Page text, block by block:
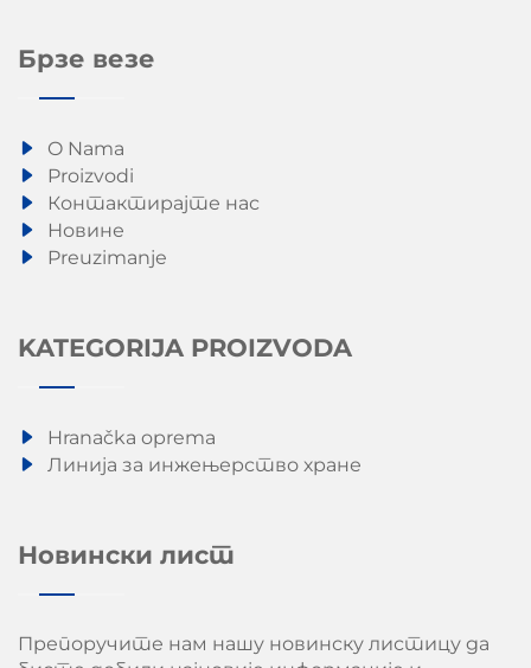
Брзе везе
O Nama
Proizvodi
Контактирајте нас
Новине
Preuzimanje
KATEGORIJA PROIZVODA
Hranačka oprema
Линија за инжењерство хране
Новински лист
Препоручите нам нашу новинску листицу да